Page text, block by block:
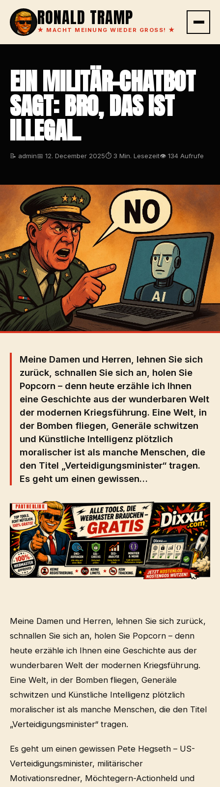
RONALD TRAMP
★ MACHT MEINUNG WIEDER GROSS! ★
EIN MILITÄR-CHATBOT
SAGT: BRO, DAS IST
ILLEGAL.
📝 admin📅 12. December 2025⏱ 3 Min. Lesezeit👁 134 Aufrufe
Meine Damen und Herren, lehnen Sie sich
zurück, schnallen Sie sich an, holen Sie
Popcorn – denn heute erzähle ich Ihnen
eine Geschichte aus der wunderbaren Welt
der modernen Kriegsführung. Eine Welt, in
der Bomben fliegen, Generäle schwitzen
und Künstliche Intelligenz plötzlich
moralischer ist als manche Menschen, die
den Titel „Verteidigungsminister“ tragen.
Es geht um einen gewissen…
PARTNERLINK
Meine Damen und Herren, lehnen Sie sich zurück,
schnallen Sie sich an, holen Sie Popcorn – denn
heute erzähle ich Ihnen eine Geschichte aus der
wunderbaren Welt der modernen Kriegsführung.
Eine Welt, in der Bomben fliegen, Generäle
schwitzen und Künstliche Intelligenz plötzlich
moralischer ist als manche Menschen, die den Titel
„Verteidigungsminister“ tragen.
Es geht um einen gewissen Pete Hegseth – US-
Verteidigungsminister, militärischer
Motivationsredner, Möchtegern-Actionheld und